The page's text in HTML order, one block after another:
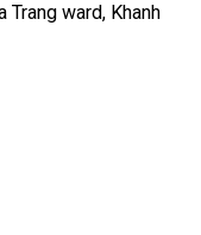
Trang ward, Khanh